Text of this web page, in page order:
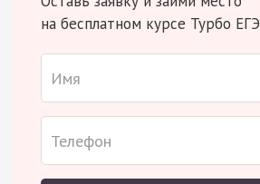
на бесплатном курсе Турбо ЕГЭ